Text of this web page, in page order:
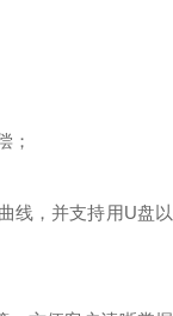
；
线，并支持用U盘以